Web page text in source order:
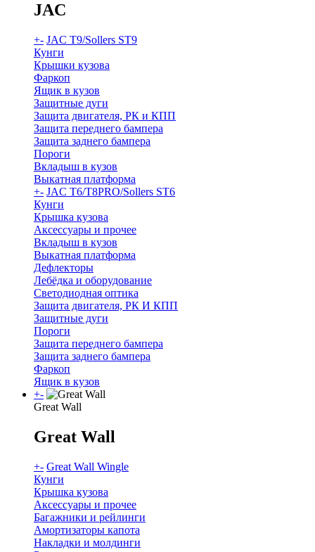
JAC
+- JAC T9/Sollers ST9
Кунги
Крышки кузова
Фаркоп
Ящик в кузов
Защитные дуги
Защита двигателя, РК и КПП
Защита переднего бампера
Защита заднего бампера
Пороги
Вкладыш в кузов
Выкатная платформа
+- JAC T6/T8PRO/Sollers ST6
Кунги
Крышка кузова
Аксессуары и прочее
Вкладыш в кузов
Выкатная платформа
Дефлекторы
Лебёдка и оборудование
Светодиодная оптика
Защита двигателя, РК И КПП
Защитные дуги
Пороги
Защита переднего бампера
Защита заднего бампера
Фаркоп
Ящик в кузов
+-
Great Wall
Great Wall
+- Great Wall Wingle
Кунги
Крышка кузова
Аксессуары и прочее
Багажники и рейлинги
Амортизаторы капота
Накладки и молдинги